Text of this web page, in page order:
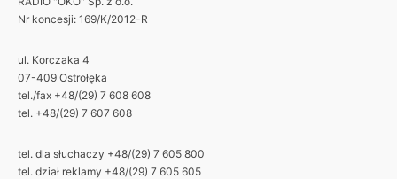
Nr koncesji: 169/K/2012-R
ul. Korczaka 4
07-409 Ostrołęka
tel./fax +48/(29) 7 608 608
tel. +48/(29) 7 607 608
tel. dla słuchaczy +48/(29) 7 605 800
tel. dział reklamy +48/(29) 7 605 605